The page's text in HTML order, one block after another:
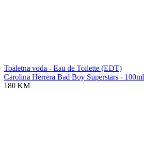
Toaletna voda - Eau de Toilette (EDT)
Carolina Herrera Bad Boy Superstars - 100ml
180 KM